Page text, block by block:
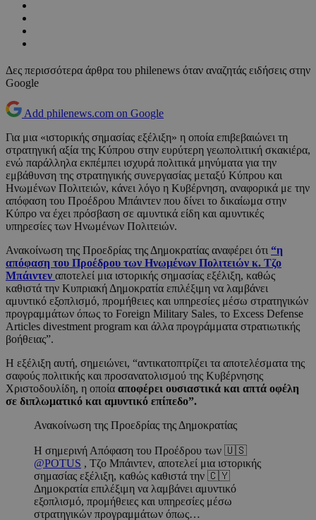
Δες περισσότερα άρθρα του philenews όταν αναζητάς ειδήσεις στην
Google
Add philenews.com on Google
Για μια «ιστορικής σημασίας εξέλιξη» η οποία επιβεβαιώνει τη
στρατηγική αξία της Κύπρου στην ευρύτερη γεωπολιτική σκακιέρα,
ενώ παράλληλα εκπέμπει ισχυρά πολιτικά μηνύματα για την
εμβάθυνση της στρατηγικής συνεργασίας μεταξύ Κύπρου και
Ηνωμένων Πολιτειών, κάνει λόγο η Κυβέρνηση, αναφορικά με την
απόφαση του Προέδρου Μπάιντεν που δίνει το δικαίωμα στην
Κύπρο να έχει πρόσβαση σε αμυντικά είδη και αμυντικές
υπηρεσίες των Ηνωμένων Πολιτειών.
Ανακοίνωση της Προεδρίας της Δημοκρατίας αναφέρει ότι “η
απόφαση του Προέδρου των Ηνωμένων Πολιτειών κ. Τζο
Μπάιντεν αποτελεί μια ιστορικής σημασίας εξέλιξη, καθώς
καθιστά την Κυπριακή Δημοκρατία επιλέξιμη να λαμβάνει
αμυντικό εξοπλισμό, προμήθειες και υπηρεσίες μέσω στρατηγικών
προγραμμάτων όπως το Foreign Military Sales, το Excess Defense
Articles divestment program και άλλα προγράμματα στρατιωτικής
βοήθειας”.
Η εξέλιξη αυτή, σημειώνει, “αντικατοπτρίζει τα αποτελέσματα της
σαφούς πολιτικής και προσανατολισμού της Κυβέρνησης
Χριστοδουλίδη, η οποία αποφέρει ουσιαστικά και απτά οφέλη
σε διπλωματικό και αμυντικό επίπεδο”.
Ανακοίνωση της Προεδρίας της Δημοκρατίας
Η σημερινή Απόφαση του Προέδρου των 🇺🇸
@POTUS , Τζο Μπάιντεν, αποτελεί μια ιστορικής
σημασίας εξέλιξη, καθώς καθιστά την 🇨🇾
Δημοκρατία επιλέξιμη να λαμβάνει αμυντικό
εξοπλισμό, προμήθειες και υπηρεσίες μέσω
στρατηγικών προγραμμάτων όπως…